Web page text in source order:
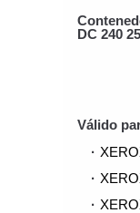
DC 240
Válido